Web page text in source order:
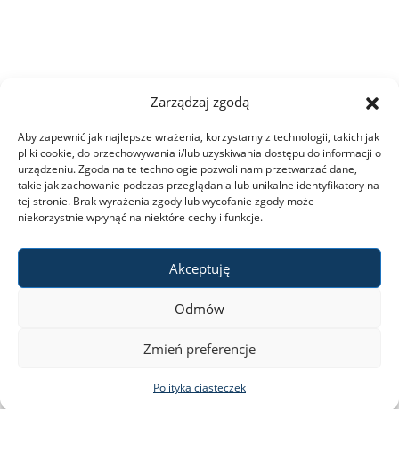
Zarządzaj zgodą
Aby zapewnić jak najlepsze wrażenia, korzystamy z technologii, takich jak
pliki cookie, do przechowywania i/lub uzyskiwania dostępu do informacji o
urządzeniu. Zgoda na te technologie pozwoli nam przetwarzać dane,
takie jak zachowanie podczas przeglądania lub unikalne identyfikatory na
tej stronie. Brak wyrażenia zgody lub wycofanie zgody może
niekorzystnie wpłynąć na niektóre cechy i funkcje.
Akceptuję
Odmów
Zmień preferencje
Polityka ciasteczek